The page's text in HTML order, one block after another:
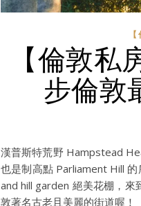
【倫敦
步倫敦
漢普斯特荒野 Hampstead
也是制高點 Parliament Hill
and hill garden 絕美花棚，來
敦著名古老且美麗的街道喔！